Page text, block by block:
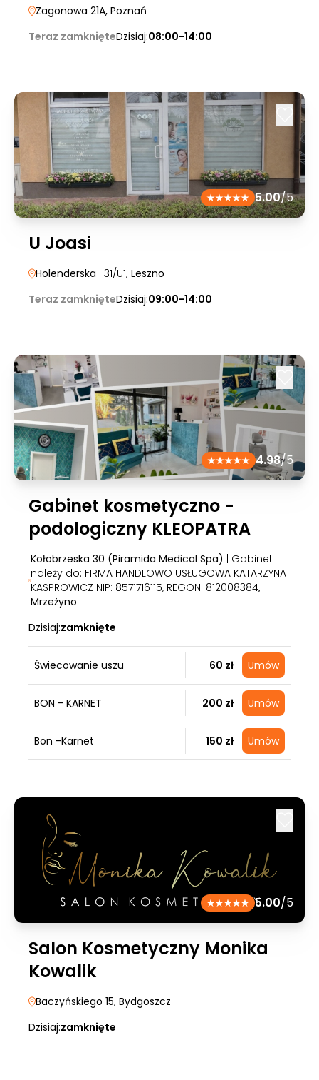
Zagonowa 21A, Poznań
Teraz zamknięteDzisiaj:08:00-14:00
5.00/5
U Joasi
Holenderska | 31/U1, Leszno
Teraz zamknięteDzisiaj:09:00-14:00
4.98/5
Gabinet kosmetyczno -
podologiczny KLEOPATRA
Kołobrzeska 30 (Piramida Medical Spa)
| Gabinet
należy do: FIRMA HANDLOWO USŁUGOWA KATARZYNA
KASPROWICZ NIP: 8571716115, REGON: 812008384,
Mrzeżyno
Dzisiaj:zamknięte
Świecowanie uszu 60 zł Umów
BON - KARNET 200 zł Umów
Bon -Karnet 150 zł Umów
5.00/5
Salon Kosmetyczny Monika
Kowalik
Baczyńskiego 15, Bydgoszcz
Dzisiaj:zamknięte